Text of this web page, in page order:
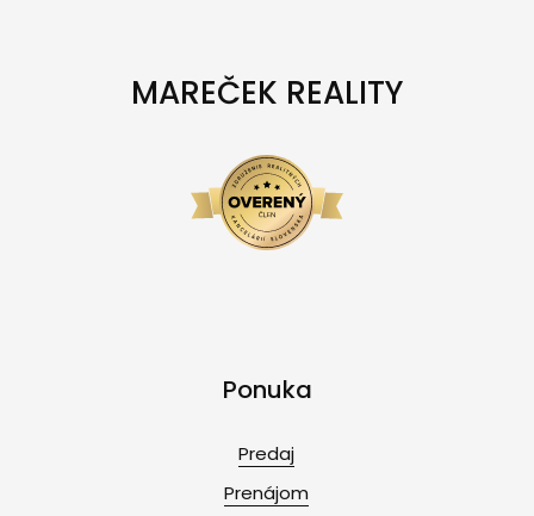
MAREČEK REALITY
Ponuka
Predaj
Prenájom